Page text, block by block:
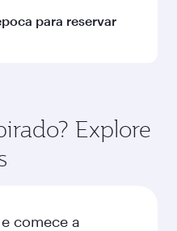
de viagem
aérea que
de viagem pode
por nossos parceiros.
do voo no momento
para reservar
As tarifas
popularidade
classes de
Explore
comece a